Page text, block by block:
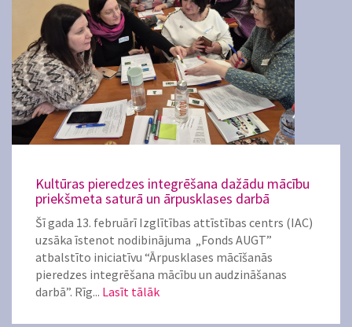
Kultūras pieredzes integrēšana dažādu mācību
priekšmeta saturā un ārpusklases darbā
Šī gada 13. februārī Izglītības attīstības centrs (IAC)
uzsāka īstenot nodibinājuma „Fonds AUGT”
atbalstīto iniciatīvu “Ārpusklases mācīšanās
pieredzes integrēšana mācību un audzināšanas
darbā”. Rīg... Lasīt tālāk